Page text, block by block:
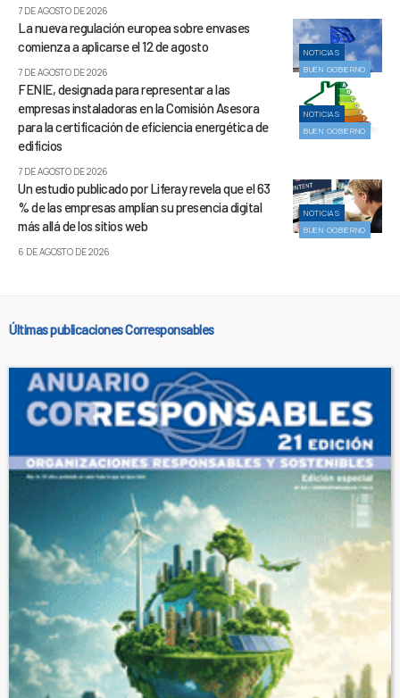
7 DE AGOSTO DE 2026
NOTICIAS
BUEN GOBIERNO
La nueva regulación europea sobre envases
comienza a aplicarse el 12 de agosto
7 DE AGOSTO DE 2026
NOTICIAS
BUEN GOBIERNO
FENIE, designada para representar a las
empresas instaladoras en la Comisión Asesora
para la certificación de eficiencia energética de
edificios
7 DE AGOSTO DE 2026
NOTICIAS
BUEN GOBIERNO
Un estudio publicado por Liferay revela que el 63
% de las empresas amplían su presencia digital
más allá de los sitios web
6 DE AGOSTO DE 2026
Últimas publicaciones Corresponsables